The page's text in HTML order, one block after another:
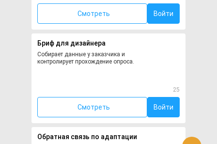
Смотреть Войти
Бриф для дизайнера
Собирает данные у заказчика и
контролирует прохождение опроса.
25
Смотреть Войти
Обратная связь по адаптации